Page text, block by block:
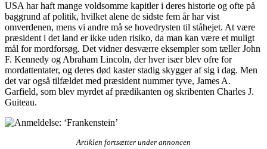
USA har haft mange voldsomme kapitler i deres historie og ofte på
baggrund af politik, hvilket alene de sidste fem år har vist
omverdenen, mens vi andre må se hovedrysten til ståhejet. At være
præsident i det land er ikke uden risiko, da man kan være et muligt
mål for mordforsøg. Det vidner desværre eksempler som tæller John
F. Kennedy og Abraham Lincoln, der hver især blev ofre for
mordattentater, og deres død kaster stadig skygger af sig i dag. Men
det var også tilfældet med præsident nummer tyve, James A.
Garfield, som blev myrdet af prædikanten og skribenten Charles J.
Guiteau.
Artiklen fortsætter under annoncen